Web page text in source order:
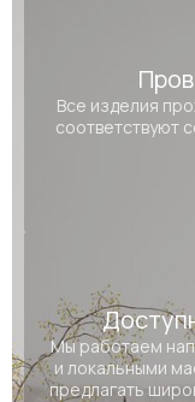
Все изделия
соответствуют
Мы работаем
и локальными
предлагать